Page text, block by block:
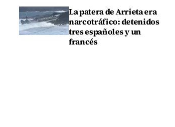
La patera de Arrieta era
narcotráfico: detenidos
tres españoles y un
francés